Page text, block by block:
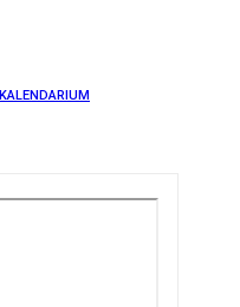
KALENDARIUM